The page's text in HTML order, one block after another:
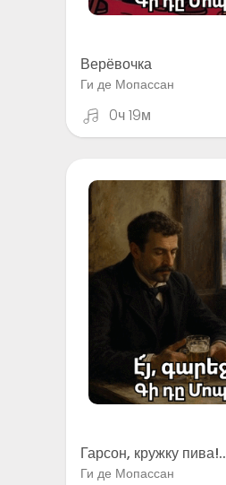
Верёвочка
Ги де Мопассан
0ч 19м
Гарсон, кружку пива!..
Ги де Мопассан